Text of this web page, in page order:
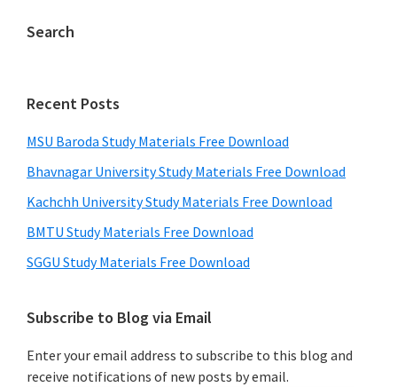
Search
Recent Posts
MSU Baroda Study Materials Free Download
Bhavnagar University Study Materials Free Download
Kachchh University Study Materials Free Download
BMTU Study Materials Free Download
SGGU Study Materials Free Download
Subscribe to Blog via Email
Enter your email address to subscribe to this blog and
receive notifications of new posts by email.